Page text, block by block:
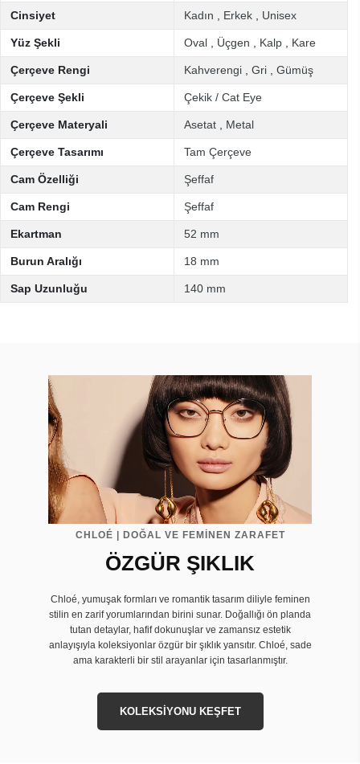
Cinsiyet Kadın Erkek Unisex
Yüz Şekli Oval Üçgen Kalp Kare
Çerçeve Rengi Kahverengi Gri Gümüş
Çerçeve Şekli Çekik / Cat Eye
Çerçeve Materyali Asetat Metal
Çerçeve Tasarımı Tam Çerçeve
Cam Özelliği Şeffaf
Cam Rengi Şeffaf
Ekartman 52 mm
Burun Aralığı 18 mm
Sap Uzunluğu 140 mm
CHLOÉ | DOĞAL VE FEMİNEN ZARAFET
ÖZGÜR ŞIKLIK
Chloé, yumuşak formları ve romantik tasarım diliyle feminen
stilin en zarif yorumlarından birini sunar. Doğallığı ön planda
tutan detaylar, hafif dokunuşlar ve zamansız estetik
anlayışıyla koleksiyonlar özgür bir şıklık yansıtır. Chloé, sade
ama karakterli bir stil arayanlar için tasarlanmıştır.
KOLEKSİYONU KEŞFET